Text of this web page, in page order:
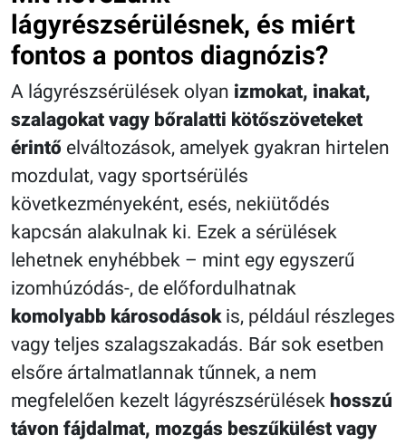
lágyrészsérülésnek, és miért
fontos a pontos diagnózis?
A lágyrészsérülések olyan izmokat, inakat,
szalagokat vagy bőralatti kötőszöveteket
érintő elváltozások, amelyek gyakran hirtelen
mozdulat, vagy sportsérülés
következményeként, esés, nekiütődés
kapcsán alakulnak ki. Ezek a sérülések
lehetnek enyhébbek – mint egy egyszerű
izomhúzódás-, de előfordulhatnak
komolyabb károsodásokis, például részleges
vagy teljes szalagszakadás. Bár sok esetben
elsőre ártalmatlannak tűnnek, a nem
megfelelően kezelt lágyrészsérülések hosszú
távon fájdalmat, mozgás beszűkülést vagy